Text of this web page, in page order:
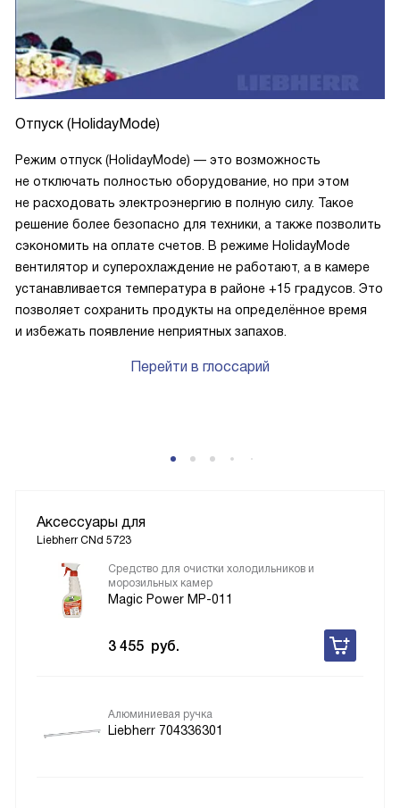
Отпуск (HolidayMode)
Режим отпуск (HolidayMode) — это возможность
не отключать полностью оборудование, но при этом
не расходовать электроэнергию в полную силу. Такое
решение более безопасно для техники, а также позволить
сэкономить на оплате счетов. В режиме HolidayMode
вентилятор и суперохлаждение не работают, а в камере
устанавливается температура в районе +15 градусов. Это
позволяет сохранить продукты на определённое время
и избежать появление неприятных запахов.
Перейти в глоссарий
Аксессуары для
Liebherr CNd 5723
Средство для очистки холодильников и
морозильных камер
Magic Power MP-011
3 455 руб.
Алюминиевая ручка
Liebherr 704336301